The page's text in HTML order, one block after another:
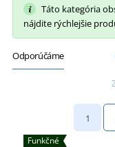
Táto kategória
nájdite rýchlejšie
Odporúčáme
1
Funkčné